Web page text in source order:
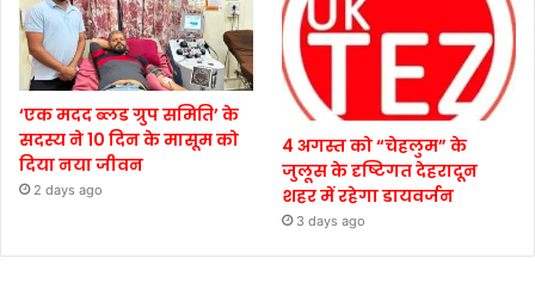
‘एक मदद ब्लड ग्रुप समिति’ के
सदस्य ने 10 दिन के मासूम को
दिया नया जीवन
2 days ago
4 अगस्त को “चेहलुम” के
जुलूस के दृष्टिगत देहरादून
शहर में रहेगा डायवर्जन
3 days ago